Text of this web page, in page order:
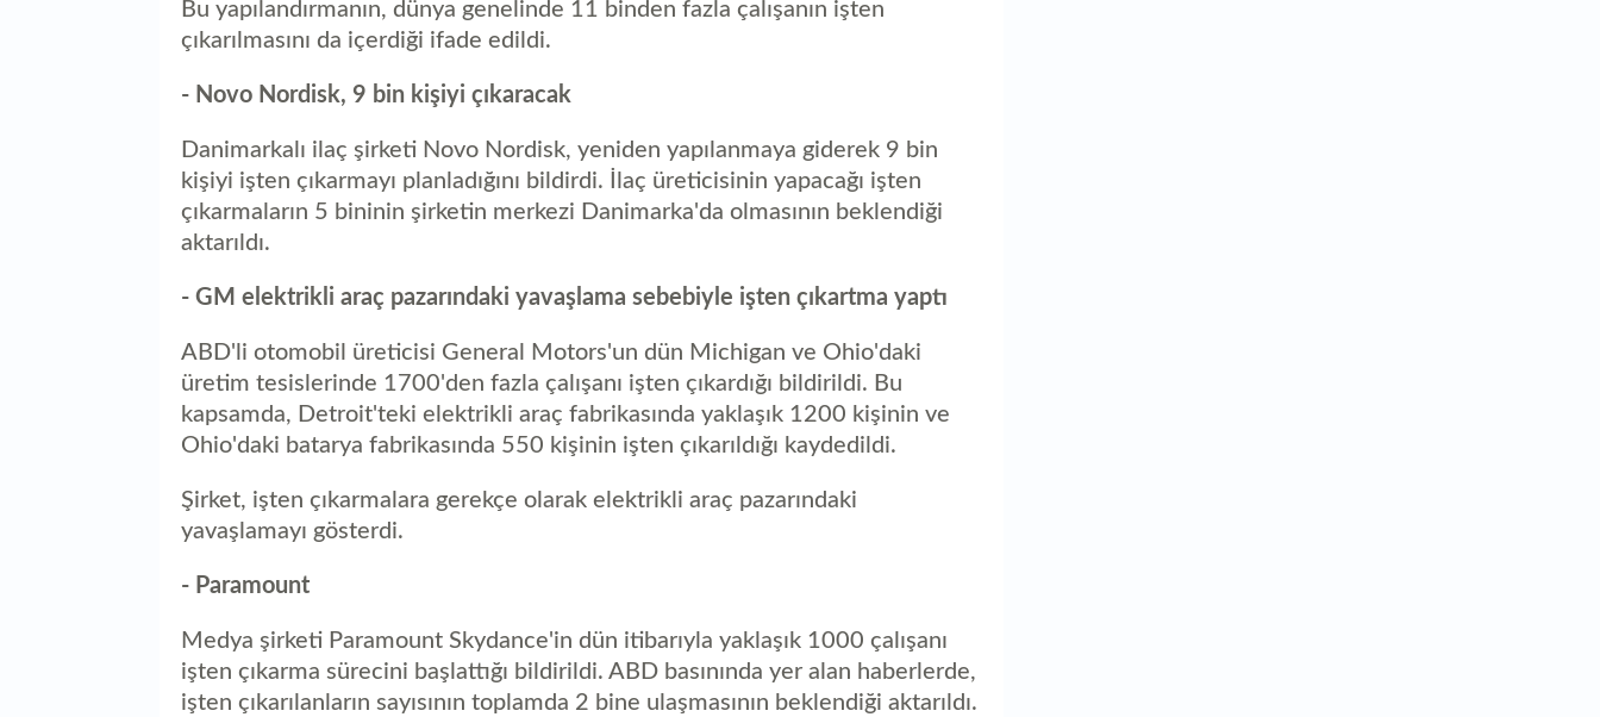
Bu yapılandırmanın, dünya genelinde 11 binden fazla çalışanın işten
çıkarılmasını da içerdiği ifade edildi.
- Novo Nordisk, 9 bin kişiyi çıkaracak
Danimarkalı ilaç şirketi Novo Nordisk, yeniden yapılanmaya giderek 9 bin
kişiyi işten çıkarmayı planladığını bildirdi. İlaç üreticisinin yapacağı işten
çıkarmaların 5 bininin şirketin merkezi Danimarka'da olmasının beklendiği
aktarıldı.
- ⁠GM elektrikli araç pazarındaki yavaşlama sebebiyle işten çıkartma yaptı
ABD'li otomobil üreticisi General Motors'un dün Michigan ve Ohio'daki
üretim tesislerinde 1700'den fazla çalışanı işten çıkardığı bildirildi. Bu
kapsamda, Detroit'teki elektrikli araç fabrikasında yaklaşık 1200 kişinin ve
Ohio'daki batarya fabrikasında 550 kişinin işten çıkarıldığı kaydedildi.
Şirket, işten çıkarmalara gerekçe olarak elektrikli araç pazarındaki
yavaşlamayı gösterdi.
- ⁠Paramount
Medya şirketi Paramount Skydance'in dün itibarıyla yaklaşık 1000 çalışanı
işten çıkarma sürecini başlattığı bildirildi. ABD basınında yer alan haberlerde,
işten çıkarılanların sayısının toplamda 2 bine ulaşmasının beklendiği aktarıldı.